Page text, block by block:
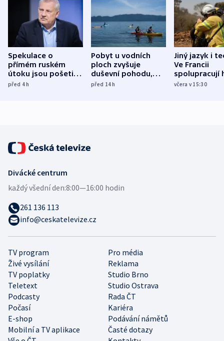
Spekulace o
přímém ruském
útoku jsou pošetilé,
míní estonský
před 4h
Pobyt u vodních
ploch zvyšuje
duševní pohodu,
ukázala
před 14h
Jiný jazyk i
Ve Francii
spolupracují
různých zemí
včera v 15:30
TV program
Pro média
Živé vysílání
Reklama
TV poplatky
Studio Brno
Teletext
Studio Ostrava
Podcasty
Rada ČT
Počasí
Kariéra
E-shop
Podávání námětů
Mobilní a TV aplikace
Časté dotazy
Divácké centrum
každý všední den:8:00—16:00 hodin
261 136 113
info@ceskatelevize.cz